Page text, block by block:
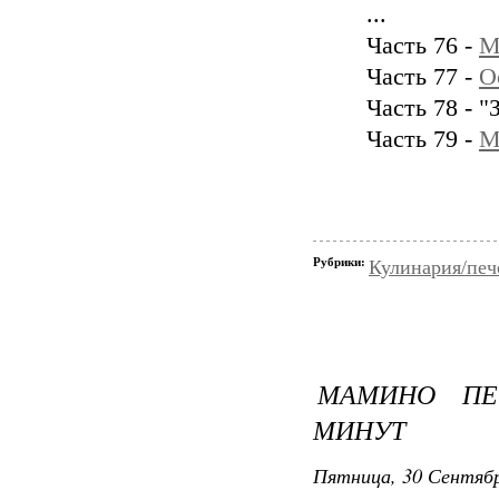
...
Часть 76 -
Часть 77 -
Часть 78 -
Часть 79 -
Рубрики: Кулинария/
МАМИНО
МИНУТ
Пятница, 30